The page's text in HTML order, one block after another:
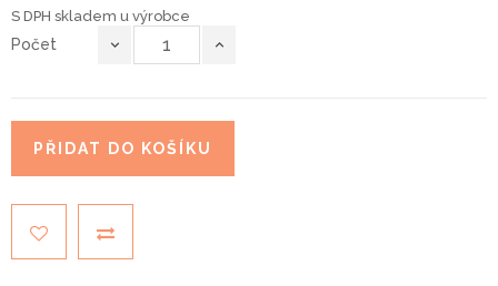
S DPH skladem u výrobce
Počet
PŘIDAT DO KOŠÍKU